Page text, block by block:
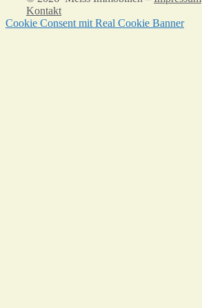
Kontakt
Cookie Consent mit Real Cookie Banner